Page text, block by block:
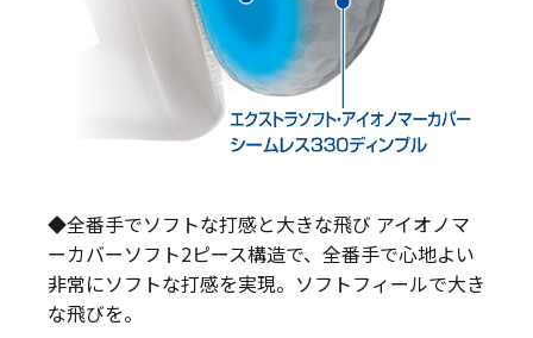
◆全番手でソフトな打感と大きな飛び アイオノマ
ーカバーソフト2ピース構造で、全番手で心地よい
非常にソフトな打感を実現。ソフトフィールで大き
な飛びを。